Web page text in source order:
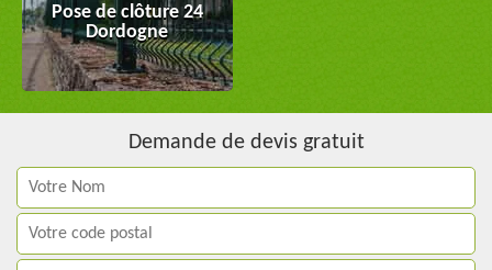
Pose de clôture 24
Dordogne
Demande de devis gratuit